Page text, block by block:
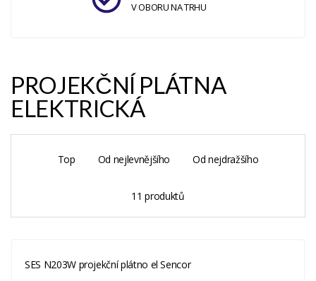
V OBORU NA TRHU
PROJEKČNÍ PLÁTNA
ELEKTRICKÁ
Top Od nejlevnějšího Od nejdražšího
11 produktů
SES N203W projekční plátno el Sencor